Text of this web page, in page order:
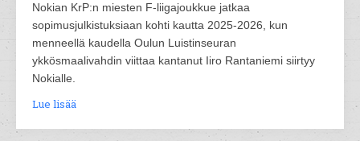
Nokian KrP:n miesten F-liigajoukkue jatkaa
sopimusjulkistuksiaan kohti kautta 2025-2026, kun
menneellä kaudella Oulun Luistinseuran
ykkösmaalivahdin viittaa kantanut Iiro Rantaniemi siirtyy
Nokialle.
Lue lisää